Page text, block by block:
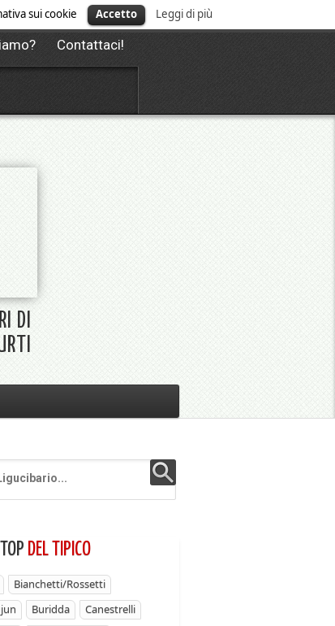
sui cookie Accetto Leggi di più
Contattaci!
DI
TOP DEL TIPICO
Bianchetti/Rossetti
Buridda
Canestrelli